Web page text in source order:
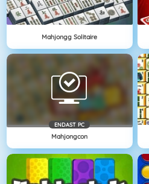
Mahjongg Solitaire
ENDAST PC
Mahjongcon